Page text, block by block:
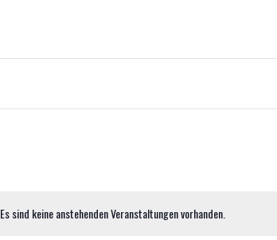
Es sind keine anstehenden Veranstaltungen vorhanden.